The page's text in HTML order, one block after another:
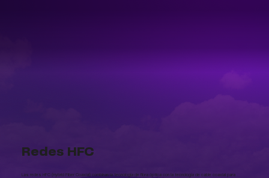
Redes HFC
Las redes HFC (Hybrid Fiber Coaxial) combinan la tecnología de fibra óptica con la tecnología de cable coaxial para